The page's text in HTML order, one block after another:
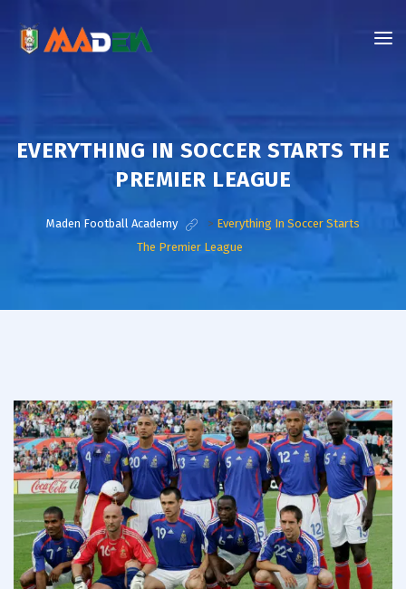
EVERYTHING IN SOCCER STARTS THE
PREMIER LEAGUE
Maden Football Academy > Everything In Soccer Starts
The Premier League